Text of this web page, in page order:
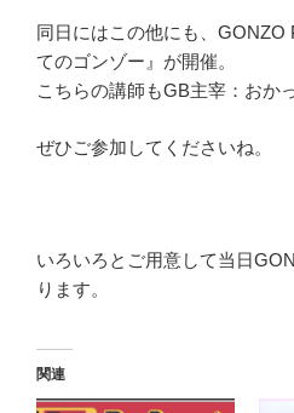
同日にはこの他にも、GONZO
てのゴンゾー』が開催。
こちらの講師もGB主宰：おか
ぜひご参加してくださいね。
いろいろとご用意して当日
ります。
関連